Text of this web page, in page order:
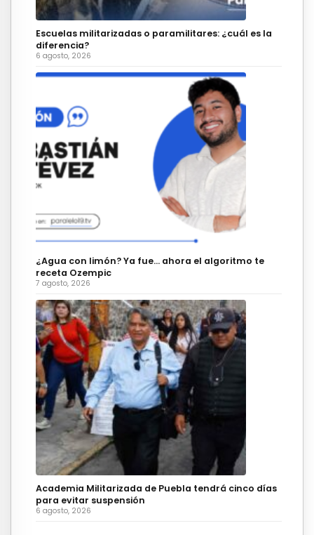
Escuelas militarizadas o paramilitares: ¿cuál es la
diferencia?
6 agosto, 2026
¿Agua con limón? Ya fue… ahora el algoritmo te
receta Ozempic
7 agosto, 2026
Academia Militarizada de Puebla tendrá cinco días
para evitar suspensión
6 agosto, 2026